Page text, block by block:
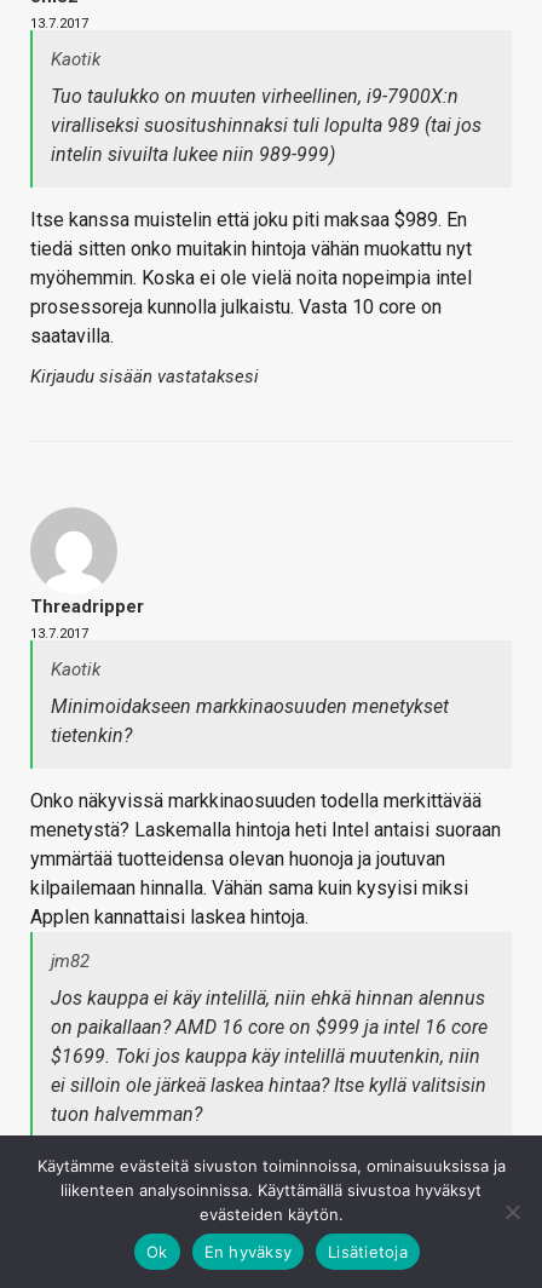
13.7.2017
Kaotik
Tuo taulukko on muuten virheellinen, i9-7900X:n
viralliseksi suositushinnaksi tuli lopulta 989 (tai jos
intelin sivuilta lukee niin 989-999)
Itse kanssa muistelin että joku piti maksaa $989. En
tiedä sitten onko muitakin hintoja vähän muokattu nyt
myöhemmin. Koska ei ole vielä noita nopeimpia intel
prosessoreja kunnolla julkaistu. Vasta 10 core on
saatavilla.
Kirjaudu sisään vastataksesi
Threadripper
13.7.2017
Kaotik
Minimoidakseen markkinaosuuden menetykset
tietenkin?
Onko näkyvissä markkinaosuuden todella merkittävää
menetystä? Laskemalla hintoja heti Intel antaisi suoraan
ymmärtää tuotteidensa olevan huonoja ja joutuvan
kilpailemaan hinnalla. Vähän sama kuin kysyisi miksi
Applen kannattaisi laskea hintoja.
jm82
Jos kauppa ei käy intelillä, niin ehkä hinnan alennus
on paikallaan? AMD 16 core on $999 ja intel 16 core
$1699. Toki jos kauppa käy intelillä muutenkin, niin
ei silloin ole järkeä laskea hintaa? Itse kyllä valitsisin
tuon halvemman?
Niin, jos kauppa ei käy. Jos kauppa käy nykyhinnoilla,
sitten ehkä kannattaisi laskea hintoja. Sitä ei tiedä ellei
pidä hintoja samana.
Käytämme evästeitä sivuston toiminnoissa, ominaisuuksissa ja
liikenteen analysoinnissa. Käyttämällä sivustoa hyväksyt
evästeiden käytön.
Ok
En hyväksy Lisätietoja